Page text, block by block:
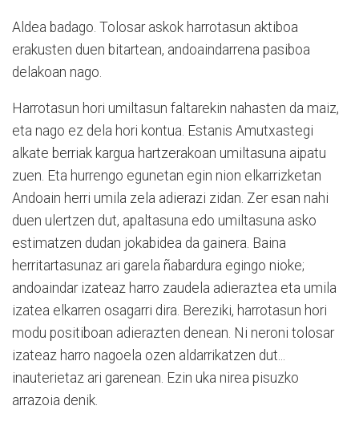
Aldea badago. Tolosar askok harrotasun aktiboa
erakusten duen bitartean, andoaindarrena pasiboa
delakoan nago.
Harrotasun hori umiltasun faltarekin nahasten da maiz,
eta nago ez dela hori kontua. Estanis Amutxastegi
alkate berriak kargua hartzerakoan umiltasuna aipatu
zuen. Eta hurrengo egunetan egin nion elkarrizketan
Andoain herri umila zela adierazi zidan. Zer esan nahi
duen ulertzen dut, apaltasuna edo umiltasuna asko
estimatzen dudan jokabidea da gainera. Baina
herritartasunaz ari garela ñabardura egingo nioke;
andoaindar izateaz harro zaudela adieraztea eta umila
izatea elkarren osagarri dira. Bereziki, harrotasun hori
modu positiboan adierazten denean. Ni neroni tolosar
izateaz harro nagoela ozen aldarrikatzen dut...
inauterietaz ari garenean. Ezin uka nirea pisuzko
arrazoia denik.